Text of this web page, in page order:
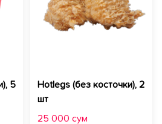
5
Hotlegs (без косточки), 2
шт
25 000 сум